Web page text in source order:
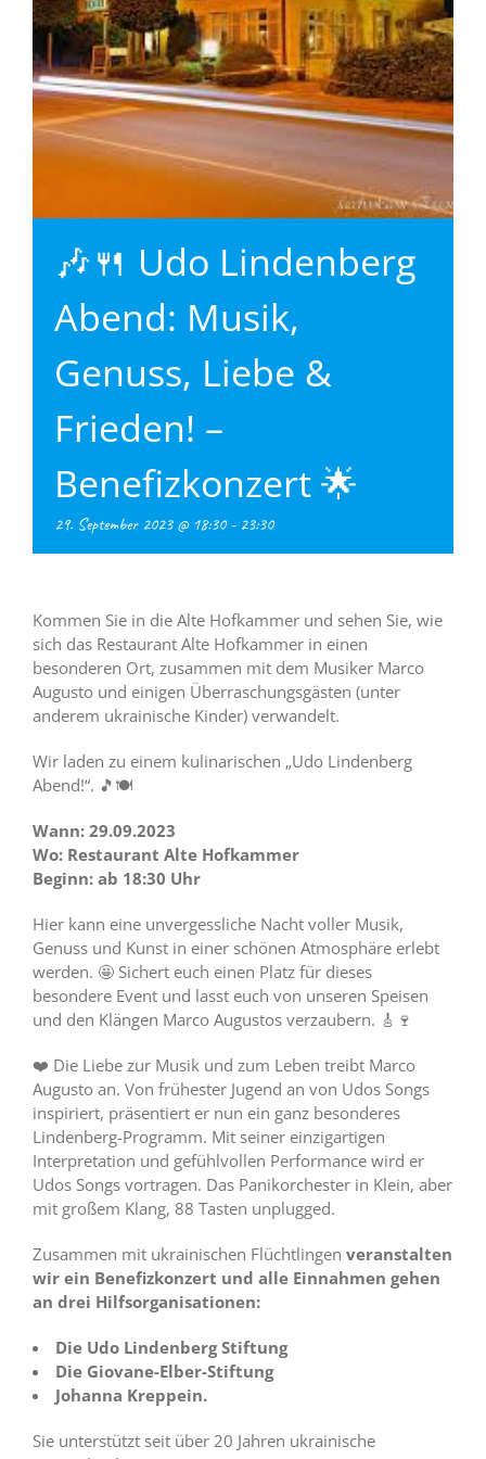
🎶🍴 Udo Lindenberg
Abend: Musik,
Genuss, Liebe &
Frieden! –
Benefizkonzert 🌟
29. September 2023 @ 18:30- 23:30
Kommen Sie in die Alte Hofkammer und sehen Sie, wie
sich das Restaurant Alte Hofkammer in einen
besonderen Ort, zusammen mit dem Musiker Marco
Augusto und einigen Überraschungsgästen (unter
anderem ukrainische Kinder) verwandelt.
Wir laden zu einem kulinarischen „Udo Lindenberg
Abend!“. 🎵🍽
Wann: 29.09.2023
Wo: Restaurant Alte Hofkammer
Beginn: ab 18:30 Uhr
Hier kann eine unvergessliche Nacht voller Musik,
Genuss und Kunst in einer schönen Atmosphäre erlebt
werden. 🤩 Sichert euch einen Platz für dieses
besondere Event und lasst euch von unseren Speisen
und den Klängen Marco Augustos verzaubern. 🎸🍷
❤️ Die Liebe zur Musik und zum Leben treibt Marco
Augusto an. Von frühester Jugend an von Udos Songs
inspiriert, präsentiert er nun ein ganz besonderes
Lindenberg-Programm. Mit seiner einzigartigen
Interpretation und gefühlvollen Performance wird er
Udos Songs vortragen. Das Panikorchester in Klein, aber
mit großem Klang, 88 Tasten unplugged.
Zusammen mit ukrainischen Flüchtlingen veranstalten
wir ein Benefizkonzert und alle Einnahmen gehen
an drei Hilfsorganisationen:
Die Udo Lindenberg Stiftung
Die Giovane-Elber-Stiftung
Johanna Kreppein.
Sie unterstützt seit über 20 Jahren ukrainische